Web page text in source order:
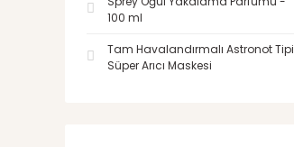
100 ml
Tam Havalandırmalı Astronot Tipi
Süper Arıcı Maskesi